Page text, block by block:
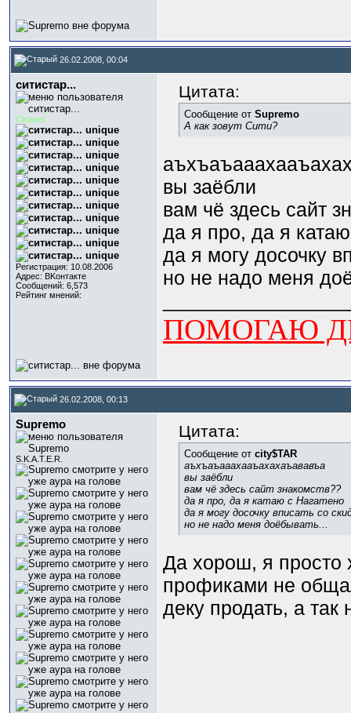
26.02.2008, 00:04
ситистар...
Chanel
Регистрация: 10.08.2006
Адрес: BKонтактe
Сообщений: 6,573
Рейтинг мнений:
Цитата:
Сообщение от Supremo
А как зовут Сити?
вы заёбли
вам чё здесь сайт
да я про, да я
да я могу досочку
но не надо меня
ПОМОГАЮ
26.02.2008, 00:13
Supremo
S.K.A.T.E.R.
Цитата:
Сообщение от city$TAR
аъхъаъааахааъахахаъававъа
вы заёбли
вам чё здесь сайт знакомств??
да я про, да я катаю с Нагатено
да я могу досочку вписать со
но не надо меня доёбывать...
Да хорош, я просто
профиками не
деку продать, а так